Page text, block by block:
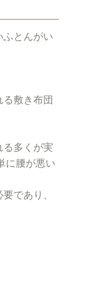
ふとんがい
敷き布団
る多くが実
に腰が悪い
であり、